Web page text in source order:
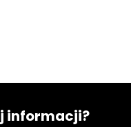
informacji?